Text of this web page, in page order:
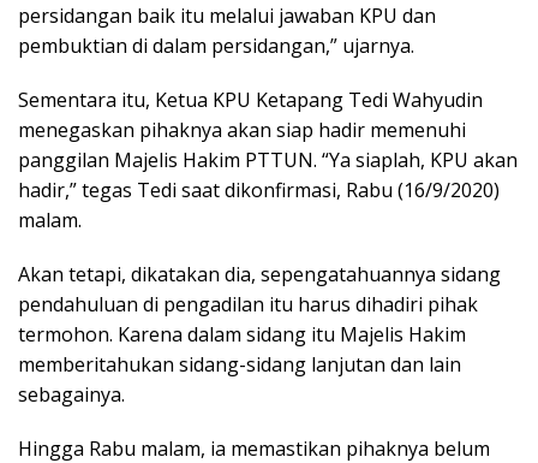
persidangan baik itu melalui jawaban KPU dan
pembuktian di dalam persidangan,” ujarnya.
Sementara itu, Ketua KPU Ketapang Tedi Wahyudin
menegaskan pihaknya akan siap hadir memenuhi
panggilan Majelis Hakim PTTUN. “Ya siaplah, KPU akan
hadir,” tegas Tedi saat dikonfirmasi, Rabu (16/9/2020)
malam.
Akan tetapi, dikatakan dia, sepengatahuannya sidang
pendahuluan di pengadilan itu harus dihadiri pihak
termohon. Karena dalam sidang itu Majelis Hakim
memberitahukan sidang-sidang lanjutan dan lain
sebagainya.
Hingga Rabu malam, ia memastikan pihaknya belum